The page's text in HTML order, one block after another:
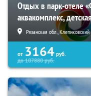
Отдых в парк-отеле
аквакомплекс,
Рязанская обл.,
от 3164 руб.
до107880руб.